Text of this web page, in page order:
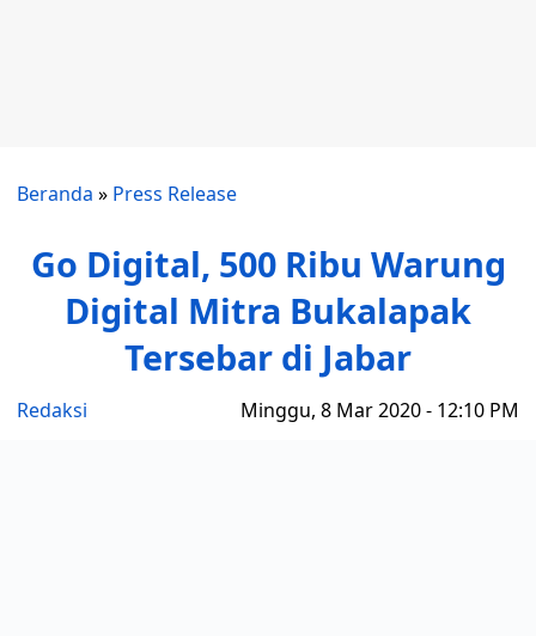
Beranda » Press Release
Go Digital, 500 Ribu Warung
Digital Mitra Bukalapak
Tersebar di Jabar
Redaksi Minggu, 8 Mar 2020 - 12:10 PM